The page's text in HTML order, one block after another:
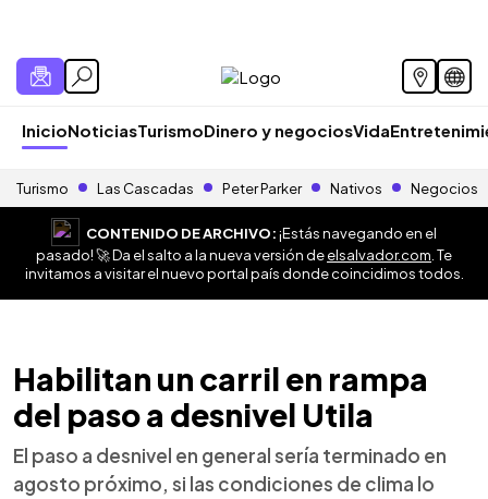
InicioNoticiasTurismoDinero y negociosVida
Turismo Las Cascadas Peter Parker Nativos Negocios
CONTENIDO DE ARCHIVO:¡Estás navegando en el
pasado! 🚀 Da el salto a la nueva versión deelsalvador.com . Te
invitamos a visitar el nuevo portal país donde coincidimos todos.
Habilitan un carril en rampa
del paso a desnivel Utila
El paso a desnivel en general sería terminado en
agosto próximo, si las condiciones de clima lo